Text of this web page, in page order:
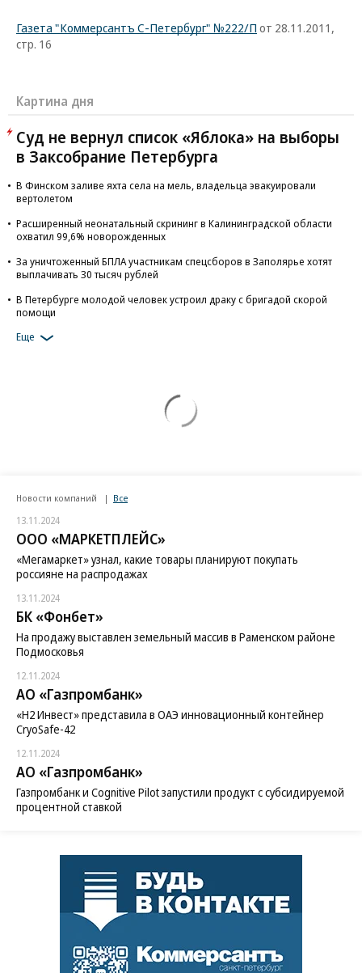
Газета "Коммерсантъ С-Петербург" №222/П от 28.11.2011,
стр. 16
Картина дня
Суд не вернул список «Яблока» на выборы
в Заксобрание Петербурга
В Финском заливе яхта села на мель, владельца эвакуировали
вертолетом
Расширенный неонатальный скрининг в Калининградской области
охватил 99,6% новорожденных
За уничтоженный БПЛА участникам спецсборов в Заполярье хотят
выплачивать 30 тысяч рублей
В Петербурге молодой человек устроил драку с бригадой скорой
помощи
Еще
Новости компаний Все
13.11.2024
ООО «МАРКЕТПЛЕЙС»
«Мегамаркет» узнал, какие товары планируют покупать
россияне на распродажах
13.11.2024
БК «Фонбет»
На продажу выставлен земельный массив в Раменском районе
Подмосковья
12.11.2024
АО «Газпромбанк»
«H2 Инвест» представила в ОАЭ инновационный контейнер
CryoSafe-42
12.11.2024
АО «Газпромбанк»
Газпромбанк и Cognitive Pilot запустили продукт с субсидируемой
процентной ставкой